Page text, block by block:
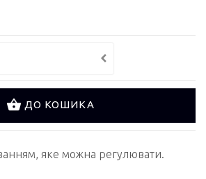
ДО КОШИКА
яке можна регулювати.